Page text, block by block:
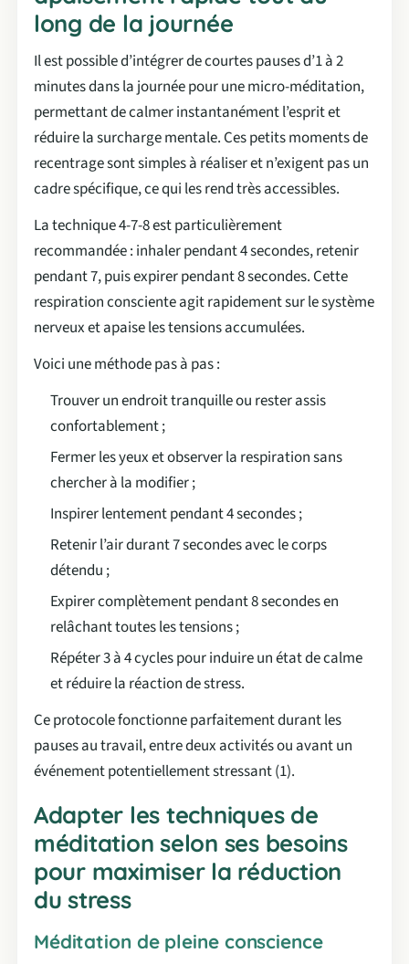
long de la journée
Il est possible d’intégrer de courtes pauses d’1 à 2
minutes dans la journée pour une micro-méditation,
permettant de calmer instantanément l’esprit et
réduire la surcharge mentale. Ces petits moments de
recentrage sont simples à réaliser et n’exigent pas un
cadre spécifique, ce qui les rend très accessibles.
La technique 4-7-8 est particulièrement
recommandée : inhaler pendant 4 secondes, retenir
pendant 7, puis expirer pendant 8 secondes. Cette
respiration consciente agit rapidement sur le système
nerveux et apaise les tensions accumulées.
Voici une méthode pas à pas :
Trouver un endroit tranquille ou rester assis
confortablement ;
Fermer les yeux et observer la respiration sans
chercher à la modifier ;
Inspirer lentement pendant 4 secondes ;
Retenir l’air durant 7 secondes avec le corps
détendu ;
Expirer complètement pendant 8 secondes en
relâchant toutes les tensions ;
Répéter 3 à 4 cycles pour induire un état de calme
et réduire la réaction de stress.
Ce protocole fonctionne parfaitement durant les
pauses au travail, entre deux activités ou avant un
événement potentiellement stressant (1).
Adapter les techniques de
méditation selon ses besoins
pour maximiser la réduction
du stress
Méditation de pleine conscience